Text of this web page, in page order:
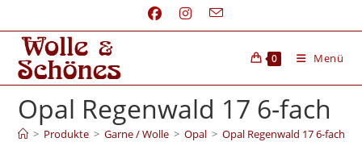
0 Menü
Opal Regenwald 17 6-fach
> Produkte > Garne / Wolle > Opal > Opal Regenwald 17 6-fach